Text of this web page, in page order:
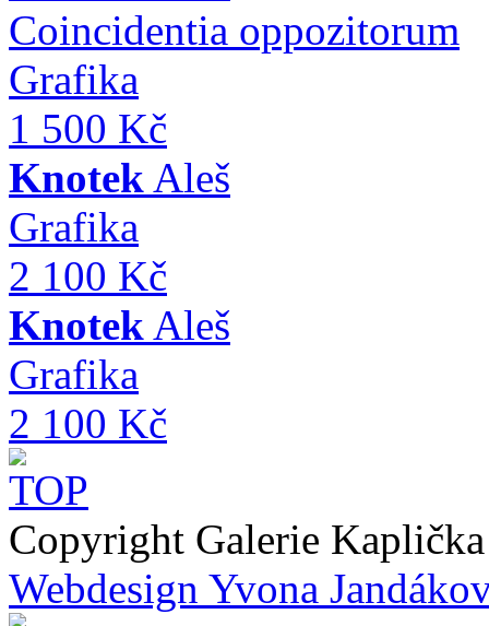
Coincidentia oppozitorum
Grafika
1 500 Kč
Knotek Aleš
Grafika
2 100 Kč
Knotek Aleš
Grafika
2 100 Kč
Copyright Galerie
Webdesign Yvona